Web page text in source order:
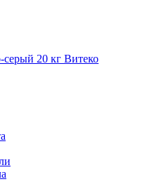
20 кг Витеко